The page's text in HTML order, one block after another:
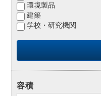
環境製品
建築
学校・研究機関
容積